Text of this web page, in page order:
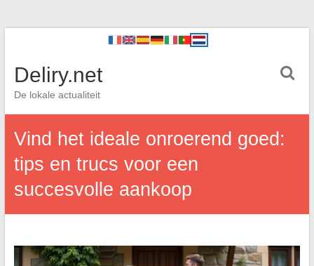
Deliry.net
De lokale actualiteit
Vind het ideale onroerend goed:
tips en trucs voor een
succesvolle aankoop